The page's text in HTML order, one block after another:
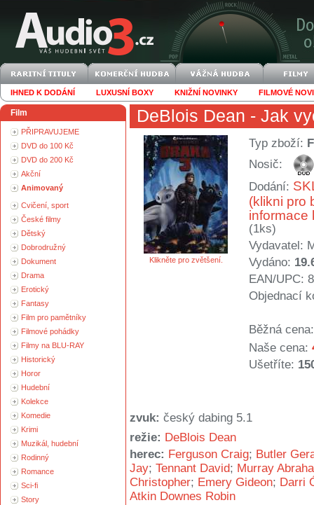
IHNED K DODÁNÍ LUXUSNÍ BOXY KNIŽNÍ NOVINKY FILMOVÉ
Film
PŘIPRAVUJEME
DVD do 100 Kč
DVD do 200 Kč
Akční
Animovaný
Cvičení, sport
České filmy
Dětský
Dobrodružný
Dokument
Drama
Erotický
Fantasy
Film pro pamětníky
Filmové pohádky
Filmy na BLU-RAY
Historický
Horor
Hudební
Kolekce
Komedie
Krimi
Muzikál, hudební
Rodinný
Romance
Sci-fi
Story
DeBlois Dean - Jak
Klikněte pro zvětšení.
Typ zboží:
Nosič:
Dodání:
(klikni pro
informace
(1ks)
Vydavatel:
Vydáno:
EAN/UPC:
Objednací
Běžná cena:
Naše cena:
Ušetříte:
zvuk: český dabing 5.1
režie: DeBlois Dean
herec: Ferguson Craig; Butler
Jay; Tennant David; Murray
Christopher; Emery Gideon; Darri
Atkin Downes Robin